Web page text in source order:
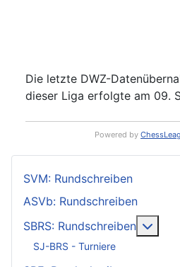
Die letzte DWZ-
dieser Liga erfolgte am 09.
Powered by
SVM: Rundschreiben
ASVb: Rundschreiben
SBRS: Rundschreiben
SJ-BRS - Turniere